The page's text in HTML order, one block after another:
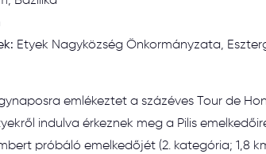
Etyek Nagyközség Önkormányzata,
emlékeztet a százéves Tour de
indulva érkeznek meg a Pilis
próbáló emelkedőjét (2. kategória; 1,8